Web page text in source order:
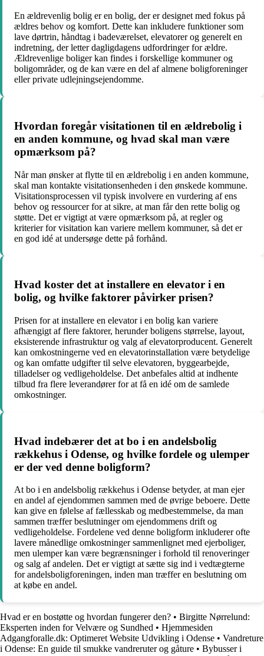
En ældrevenlig bolig er en bolig, der er designet med fokus på
ældres behov og komfort. Dette kan inkludere funktioner som
lave dørtrin, håndtag i badeværelset, elevatorer og generelt en
indretning, der letter dagligdagens udfordringer for ældre.
Ældrevenlige boliger kan findes i forskellige kommuner og
boligområder, og de kan være en del af almene boligforeninger
eller private udlejningsejendomme.
Hvordan foregår visitationen til en ældrebolig i
en anden kommune, og hvad skal man være
opmærksom på?
Når man ønsker at flytte til en ældrebolig i en anden kommune,
skal man kontakte visitationsenheden i den ønskede kommune.
Visitationsprocessen vil typisk involvere en vurdering af ens
behov og ressourcer for at sikre, at man får den rette bolig og
støtte. Det er vigtigt at være opmærksom på, at regler og
kriterier for visitation kan variere mellem kommuner, så det er
en god idé at undersøge dette på forhånd.
Hvad koster det at installere en elevator i en
bolig, og hvilke faktorer påvirker prisen?
Prisen for at installere en elevator i en bolig kan variere
afhængigt af flere faktorer, herunder boligens størrelse, layout,
eksisterende infrastruktur og valg af elevatorproducent. Generelt
kan omkostningerne ved en elevatorinstallation være betydelige
og kan omfatte udgifter til selve elevatoren, byggearbejde,
tilladelser og vedligeholdelse. Det anbefales altid at indhente
tilbud fra flere leverandører for at få en idé om de samlede
omkostninger.
Hvad indebærer det at bo i en andelsbolig
rækkehus i Odense, og hvilke fordele og ulemper
er der ved denne boligform?
At bo i en andelsbolig rækkehus i Odense betyder, at man ejer
en andel af ejendommen sammen med de øvrige beboere. Dette
kan give en følelse af fællesskab og medbestemmelse, da man
sammen træffer beslutninger om ejendommens drift og
vedligeholdelse. Fordelene ved denne boligform inkluderer ofte
lavere månedlige omkostninger sammenlignet med ejerboliger,
men ulemper kan være begrænsninger i forhold til renoveringer
og salg af andelen. Det er vigtigt at sætte sig ind i vedtægterne
for andelsboligforeningen, inden man træffer en beslutning om
at købe en andel.
Hvad er en bostøtte og hvordan fungerer den? • Birgitte Nørrelund:
Eksperten inden for Velvære og Sundhed • Hjemmesiden
Adgangforalle.dk: Optimeret Website Udvikling i Odense • Vandreture
i Odense: En guide til smukke vandreruter og gåture • Bybusser i